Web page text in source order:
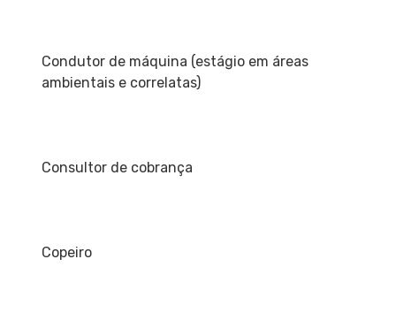
Condutor de máquina (estágio em áreas
ambientais e correlatas)
Consultor de cobrança
Copeiro